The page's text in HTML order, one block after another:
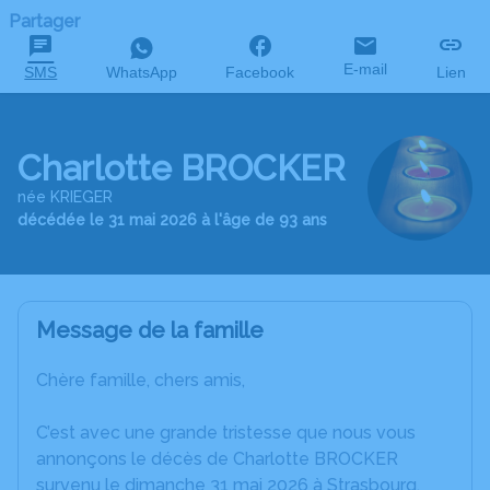
Partager
SMS WhatsApp Facebook E-mail Lien
Charlotte BROCKER
née KRIEGER
décédée le 31 mai 2026 à l'âge de 93 ans
Message de la famille
Chère famille, chers amis,
C’est avec une grande tristesse que nous vous
annonçons le décès de Charlotte BROCKER
survenu le dimanche 31 mai 2026 à Strasbourg.